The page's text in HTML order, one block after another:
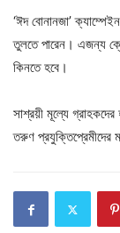
‘ঈদ বোনানজা’
তুলতে পারেন। এজন্য
কিনতে হবে।
সাশ্রয়ী মূল্যে
তরুণ প্রযুক্তিপ্রেমীদের